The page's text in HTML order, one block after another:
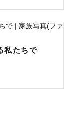
私たちで